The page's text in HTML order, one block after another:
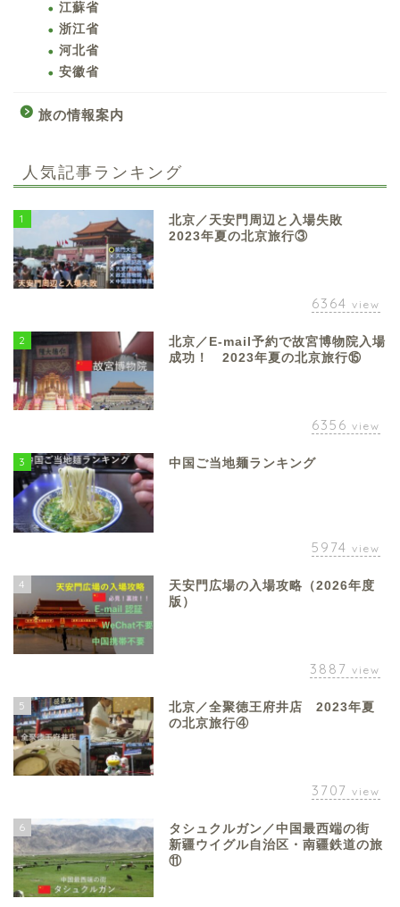
江蘇省
浙江省
河北省
安徽省
旅の情報案内
人気記事ランキング
1
北京／天安門周辺と入場失敗
2023年夏の北京旅行③
6364 view
2
北京／E-mail予約で故宮博物院入場
成功！ 2023年夏の北京旅行⑮
6356 view
3 中国ご当地麺ランキング
5974 view
4
天安門広場の入場攻略（2026年度
版）
3887 view
5
北京／全聚徳王府井店 2023年夏
の北京旅行④
3707 view
6
タシュクルガン／中国最西端の街
新疆ウイグル自治区・南疆鉄道の旅
⑪